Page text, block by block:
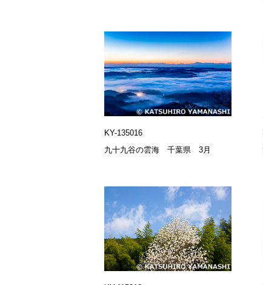
KY-135016
九十九谷の雲海 千葉県 3月